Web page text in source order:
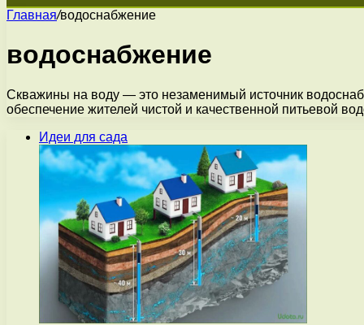
Главная/водоснабжение
водоснабжение
Скважины на воду — это незаменимый источник
обеспечение жителей чистой и качественной питьевой
Идеи для сада